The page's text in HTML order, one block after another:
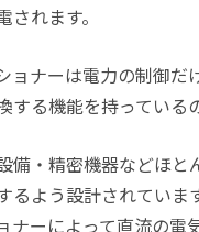
れます。
ョナーは電力の制御だ
する機能を持っている
備・精密機器などほと
るよう設計されていま
ナーによって直流の電